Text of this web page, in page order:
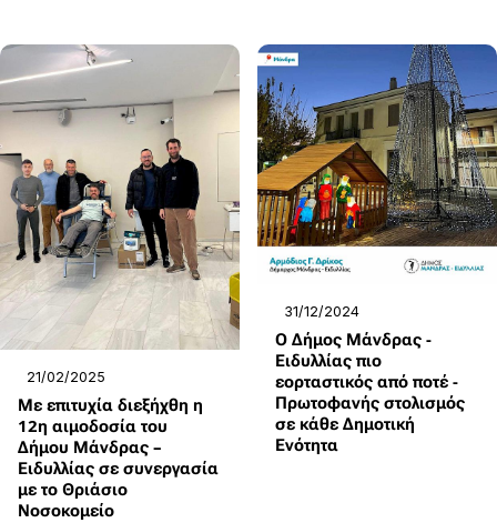
21/02/2025
Με επιτυχία διεξήχθη η
12η αιμοδοσία του
Δήμου Μάνδρας –
Ειδυλλίας σε συνεργασία
με το Θριάσιο
Νοσοκομείο
31/12/2024
Ο Δήμος Μάνδρας -
Ειδυλλίας πιο
εορταστικός από ποτέ -
Πρωτοφανής στολισμός
σε κάθε Δημοτική
Ενότητα